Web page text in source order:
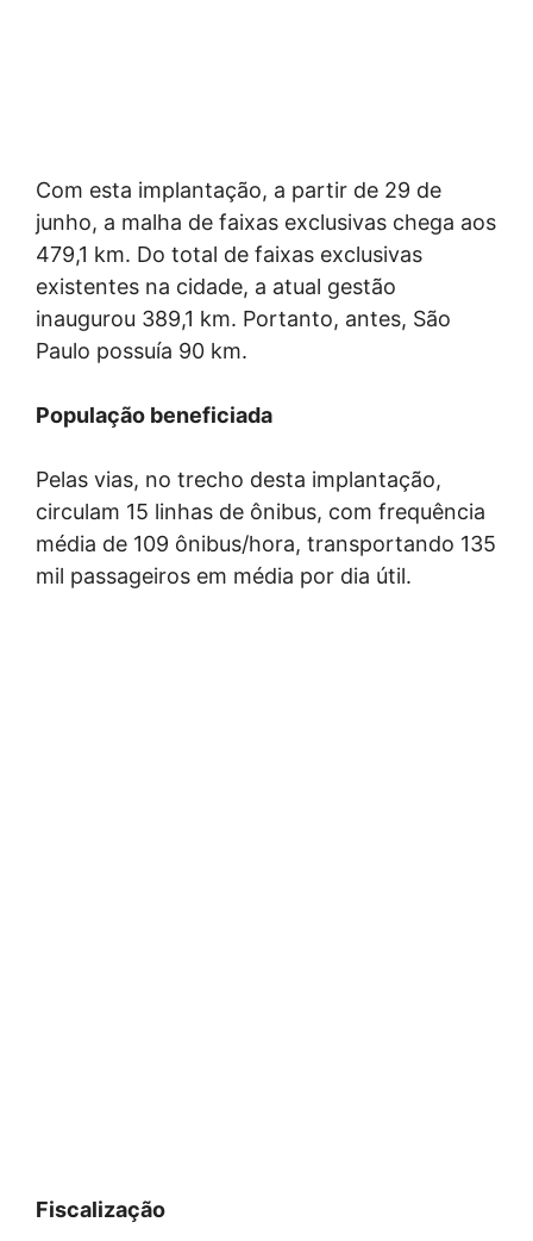
Com esta implantação, a partir de 29 de
junho, a malha de faixas exclusivas chega aos
479,1 km. Do total de faixas exclusivas
existentes na cidade, a atual gestão
inaugurou 389,1 km. Portanto, antes, São
Paulo possuía 90 km.
População beneficiada
Pelas vias, no trecho desta implantação,
circulam 15 linhas de ônibus, com frequência
média de 109 ônibus/hora, transportando 135
mil passageiros em média por dia útil.
Fiscalização